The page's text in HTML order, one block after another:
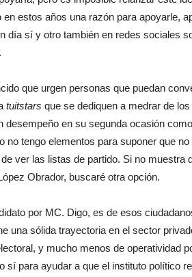
estos años una razón para apoyarle,
día sí y otro también en redes sociales
que urgen personas que puedan
tuitstars que se dediquen a medrar de
desempeño en su segunda ocasión
no tengo elementos para suponer que
ver las listas de partido. Si no muestra
Obrador, buscaré otra opción.
por MC. Digo, es de esos
una sólida trayectoria en el sector
y mucho menos de operatividad
sí para ayudar a que el instituto político